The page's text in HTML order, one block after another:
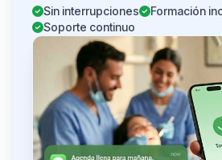
Sin interrupciones
Formación
Soporte continuo